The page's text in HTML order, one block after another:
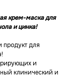
крем-маска для
и цинка!
продукт для
и
клинический и